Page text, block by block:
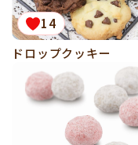
14
ドロップクッキー